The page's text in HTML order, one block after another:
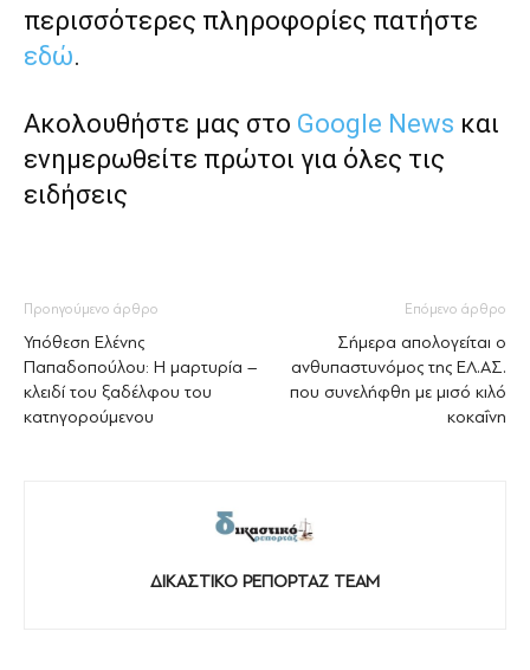
περισσότερες πληροφορίες πατήστε
εδώ.
Ακολουθήστε μας στο Google News και
ενημερωθείτε πρώτοι για όλες τις
ειδήσεις
Προηγούμενο άρθρο
Υπόθεση Ελένης
Παπαδοπούλου: Η μαρτυρία –
κλειδί του ξαδέλφου του
κατηγορούμενου
Επόμενο άρθρο
Σήμερα απολογείται ο
ανθυπαστυνόμος της ΕΛ.ΑΣ.
που συνελήφθη με μισό κιλό
κοκαΐνη
ΔΙΚΑΣΤΙΚΟ ΡΕΠΟΡΤΑΖ TEAM